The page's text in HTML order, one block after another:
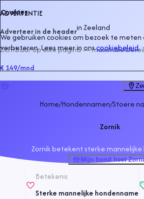
ADVERTENTIE
Adverteer in de headerinZeeland
Zichtbaar op elke pagina — maximale
€ 149/mnd
Home/Hondennamen/Stoere
Zornik
Zornik betekent sterke
Mijn hond heet
Betekenis
Sterke mannelijke hondenname
Cookies
We gebruiken cookies om bezoek te meten
verbeteren. Lees meer in onscookiebeleid.